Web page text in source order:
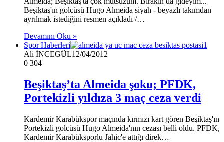
Beşiktaş'ın golcüsü Hugo Almeida siyah - beyazlı takımdan
ayrılmak istediğini resmen açıkladı /…
Devamını Oku »
Spor Haberleri
Ali İNCEGÜL12/04/2012
0 304
Beşiktaş’ta Almeida şoku; PFDK,
Portekizli yıldıza 3 maç ceza verdi
Kardemir Karabükspor maçında kırmızı kart gören Beşiktaş'ın
Portekizli golcüsü Hugo Almeida'nın cezası belli oldu. PFDK,
Kardemir Karabüksporlu Jahic'e attığı direk…